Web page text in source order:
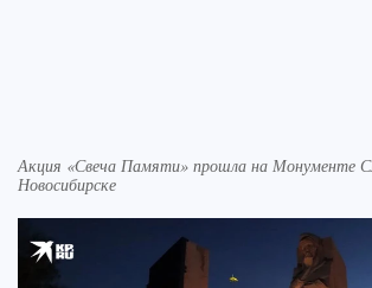
Акция «Свеча Памяти» прошла на Монументе
Новосибирске